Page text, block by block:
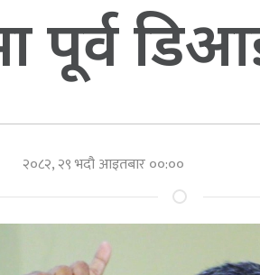
पूर्व
२०८२, २९ भदौ आइतबार ००:००